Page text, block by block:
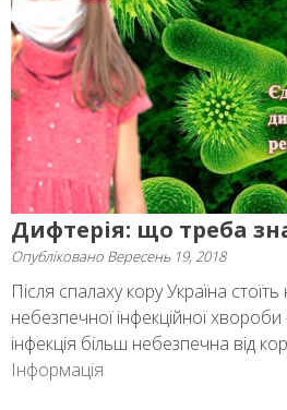
Дифтерія: що треба
Опубліковано Вересень 19, 2018
Після спалаху кору Україна
небезпечної інфекційної хвороби
інфекція більш небезпечна від
Інформація